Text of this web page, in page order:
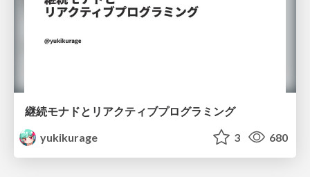
継続モナドとリアクティブプログラミング
yukikurage
3 680